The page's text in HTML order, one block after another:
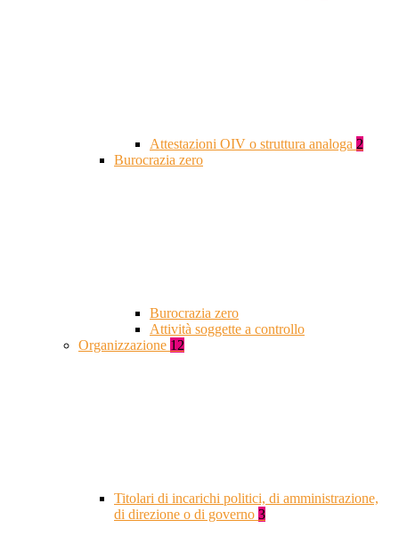
Attestazioni OIV o struttura analoga 2
Burocrazia zero
Burocrazia zero
Attività soggette a controllo
Organizzazione 12
Titolari di incarichi politici, di amministrazione,
di direzione o di governo 3